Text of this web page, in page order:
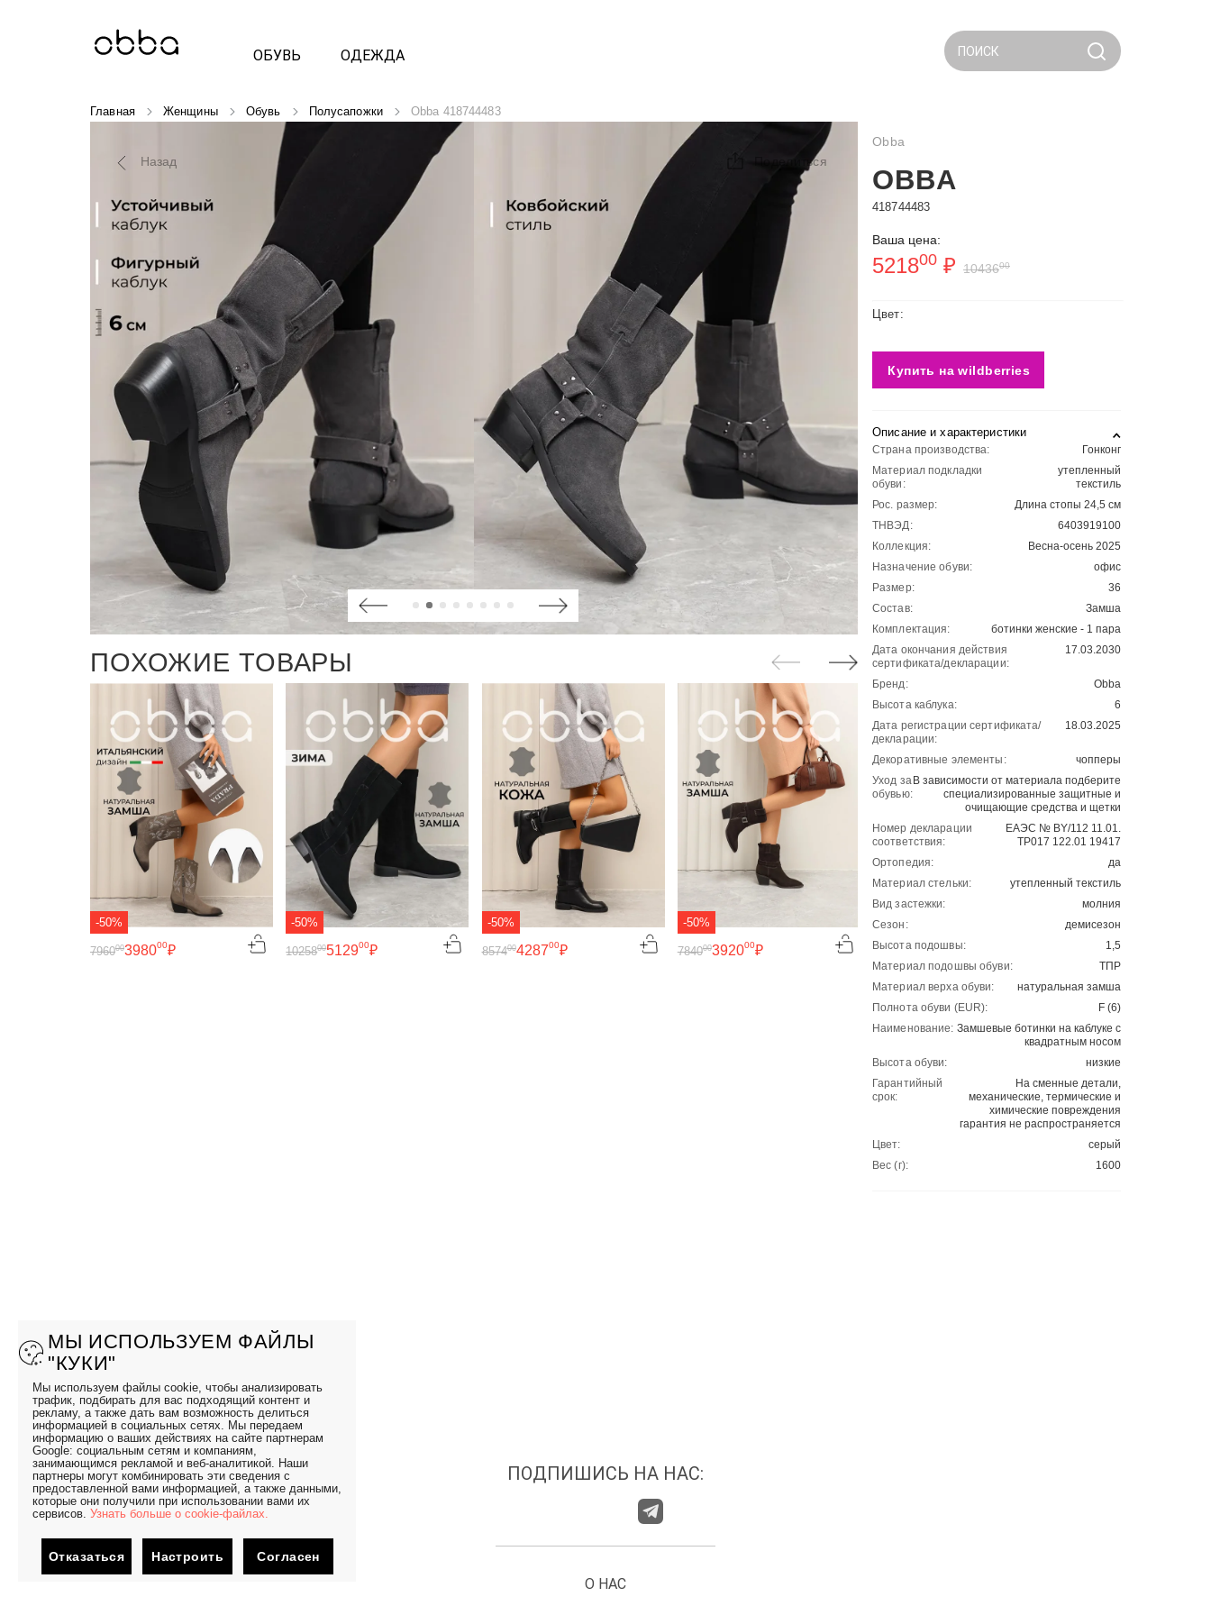
ОБУВЬ ОДЕЖДА ПОИСК
Главная Женщины Обувь Полусапожки Obba 418744483
Назад Поделиться
ПОХОЖИЕ ТОВАРЫ
-50%
398000₽
796000
-50%
512900₽
1025800
-50%
428700₽
857400
-50%
392000₽
784000
-50%
385800₽
7716 00
-50%
5701
00
Obba
OBBA
418744483
Ваша цена:
521800 ₽ 1043600
Цвет:
Купить на wildberries
Описание и характеристики
Страна производства:
Гонконг
Материал подкладки
обуви:
утепленный
текстиль
Рос. размер:
Длина стопы 24,5 см
ТНВЭД:
6403919100
Коллекция:
Весна-осень 2025
Назначение обуви:
офис
Размер:
36
Состав:
Замша
Комплектация:
ботинки женские - 1 пара
Дата окончания действия
сертификата/декларации:
17.03.2030
Бренд:
Obba
Высота каблука:
6
Дата регистрации сертификата/
декларации:
18.03.2025
Декоративные элементы:
чопперы
Уход за
обувью:
В зависимости от материала подберите
специализированные защитные и
очищающие средства и щетки
Номер декларации
соответствия:
ЕАЭС № BY/112 11.01.
ТР017 122.01 19417
Ортопедия:
да
Материал стельки:
утепленный текстиль
Вид застежки:
молния
Сезон:
демисезон
Высота подошвы:
1,5
Материал подошвы обуви:
ТПР
Материал верха обуви:
натуральная замша
Полнота обуви (EUR):
F (6)
Наименование: Замшевые ботинки на каблуке с
квадратным носом
Высота обуви:
низкие
Гарантийный
срок:
На сменные детали,
механические, термические и
химические повреждения
гарантия не распространяется
Цвет:
серый
Вес (г):
1600
ПОДПИШИСЬ НА НАС:
О НАС
МЫ ИСПОЛЬЗУЕМ ФАЙЛЫ
"КУКИ"
Мы используем файлы cookie, чтобы анализировать
трафик, подбирать для вас подходящий контент и
рекламу, а также дать вам возможность делиться
информацией в социальных сетях. Мы передаем
информацию о ваших действиях на сайте партнерам
Google: социальным сетям и компаниям,
занимающимся рекламой и веб-аналитикой. Наши
партнеры могут комбинировать эти сведения с
предоставленной вами информацией, а также данными,
которые они получили при использовании вами их
сервисов. Узнать больше о cookie-файлах.
Отказаться Настроить Согласен